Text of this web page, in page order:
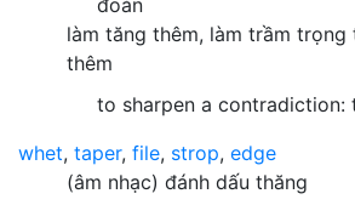
làm tăng thêm, làm trầm trọng
thêm
to sharpen a contradiction:
whet, taper, file, strop, edge
(âm nhạc) đánh dấu thăng